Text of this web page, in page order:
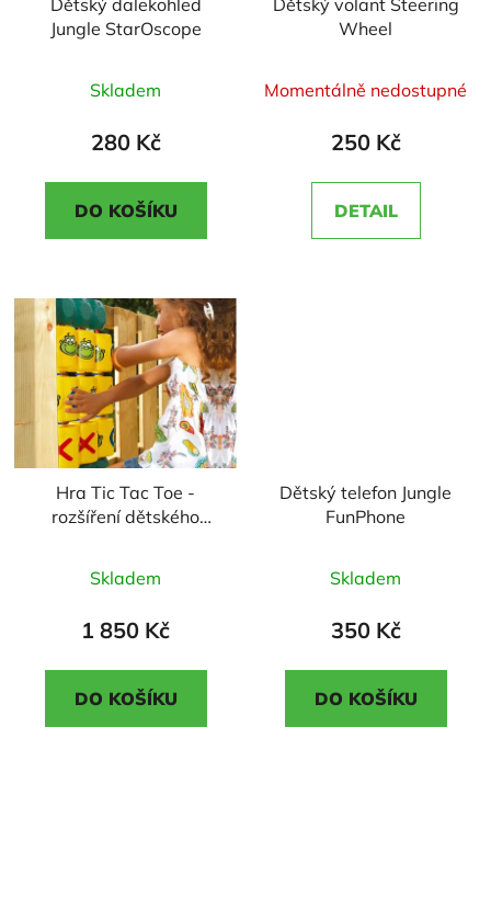
Jungle StarOscope
hodnocení
produktu
3,0
z
Skladem
280 Kč
DO KOŠÍKU
Wheel
hodnocení
produktu
5,0
z
Momentálně nedostupné
250 Kč
DETAIL
Hra Tic Tac Toe -
rozšíření dětského
hodnocení
produktu
z
Skladem
1 850 Kč
DO KOŠÍKU
Dětský telefon Jungle
FunPhone
hodnocení
produktu
z
Skladem
350 Kč
DO KOŠÍKU